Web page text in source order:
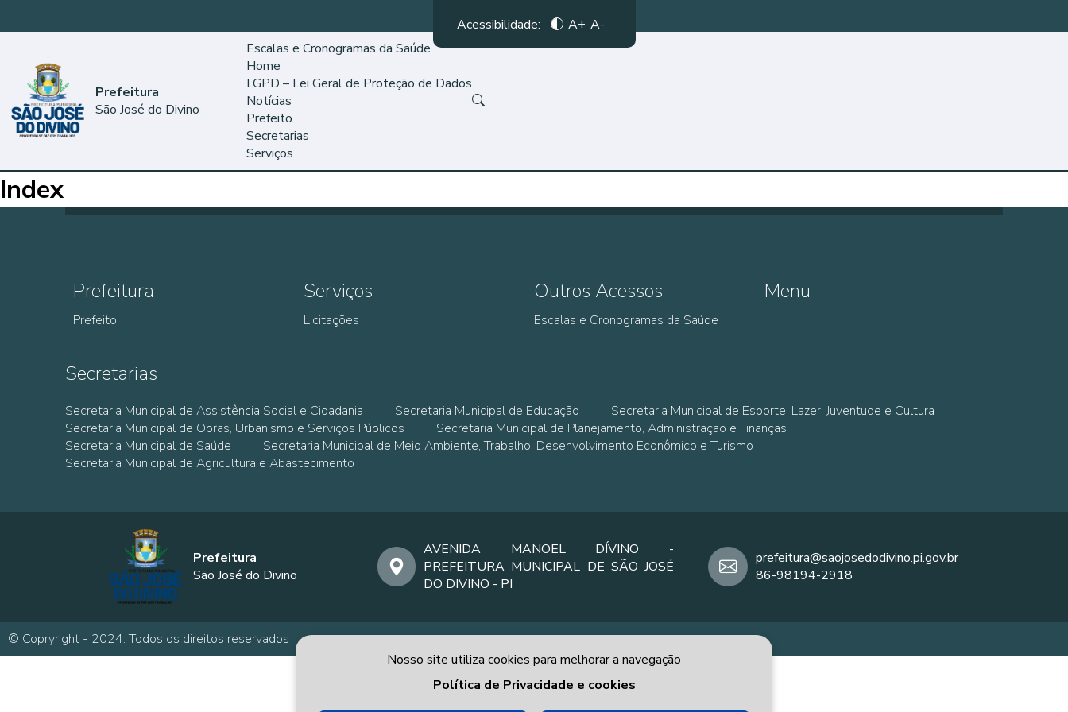
Acessibilidade: A+ A-
Prefeitura
São José do Divino
Escalas e Cronogramas da Saúde
Home
LGPD – Lei Geral de Proteção de Dados
Notícias
Prefeito
Secretarias
Serviços
Index
Prefeitura
Prefeito
Serviços
Licitações
Outros Acessos
Escalas e Cronogramas da Saúde
Menu
Secretarias
Secretaria Municipal de Assistência Social e Cidadania Secretaria Municipal de Educação
Secretaria Municipal de Esporte, Lazer, Juventude e Cultura
Secretaria Municipal de Obras, Urbanismo e Serviços Públicos
Secretaria Municipal de Planejamento, Administração e Finanças
Secretaria Municipal de Saúde
Secretaria Municipal de Meio Ambiente, Trabalho, Desenvolvimento Econômico e Turismo
Secretaria Municipal de Agricultura e Abastecimento
Prefeitura
São José do Divino
AVENIDA MANOEL DÍVINO -
PREFEITURA MUNICIPAL DE SÃO JOSÉ
DO DIVINO - PI
prefeitura@saojosedodivino.pi.gov.br
86-98194-2918
© Copryright - 2024. Todos os direitos reservados
Nosso site utiliza cookies para melhorar a navegação
Política de Privacidade e cookies